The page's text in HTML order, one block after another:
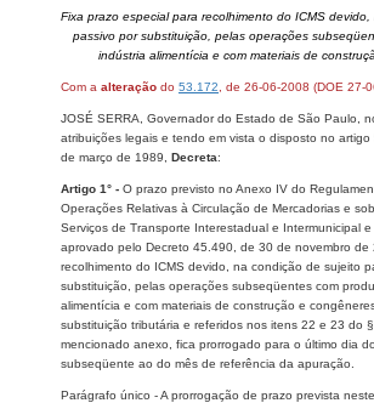
Fixa prazo especial para recolhimento do ICMS
passivo por substituição, pelas operações
indústria alimentícia e com materiais de
Com a alteração do 53.172 , de 26-06-2008 (DOE 27-
JOSÉ SERRA, Governador do Estado de São Paulo,
atribuições legais e tendo em vista o disposto no
de março de 1989, Decreta:
Artigo 1° - O prazo previsto no Anexo IV do
Operações Relativas à Circulação de Mercadorias e
Serviços de Transporte Interestadual e Intermunicipal e
aprovado pelo Decreto 45.490, de 30 de novembro de
recolhimento do ICMS devido, na condição de sujeito
substituição, pelas operações subseqüentes com
alimentícia e com materiais de construção e
substituição tributária e referidos nos itens 22 e 23 do
mencionado anexo, fica prorrogado para o último dia
subseqüente ao do mês de referência da apuração.
Parágrafo único - A prorrogação de prazo prevista